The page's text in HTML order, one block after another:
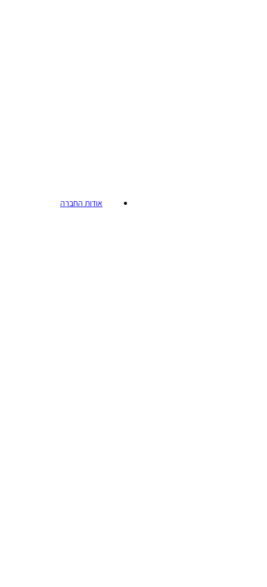
אודות החברה